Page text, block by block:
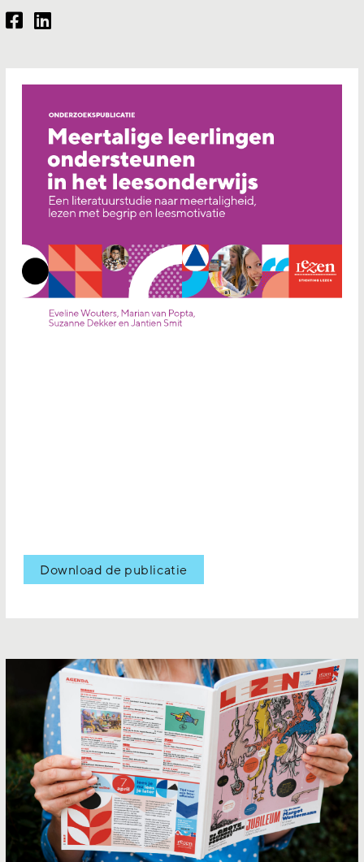
Download de publicatie